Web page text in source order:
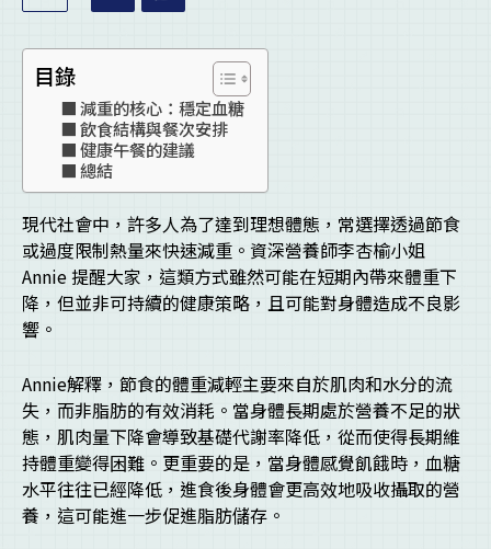
目錄
減重的核心：穩定血糖
飲食結構與餐次安排
健康午餐的建議
總結
現代社會中，許多人為了達到理想體態，常選擇透過節食
或過度限制熱量來快速減重。資深營養師李杏榆小姐
Annie 提醒大家，這類方式雖然可能在短期內帶來體重下
降，但並非可持續的健康策略，且可能對身體造成不良影
響。
Annie解釋，節食的體重減輕主要來自於肌肉和水分的流
失，而非脂肪的有效消耗。當身體長期處於營養不足的狀
態，肌肉量下降會導致基礎代謝率降低，從而使得長期維
持體重變得困難。更重要的是，當身體感覺飢餓時，血糖
水平往往已經降低，進食後身體會更高效地吸收攝取的營
養，這可能進一步促進脂肪儲存。